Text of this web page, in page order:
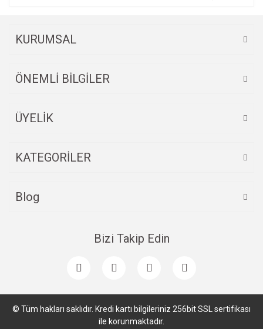
Ürün fiyatı diğer sitelerden daha pahalı.
KURUMSAL
ÖNEMLİ BİLGİLER
ÜYELİK
KATEGORİLER
Blog
Bizi Takip Edin
© Tüm hakları saklıdır. Kredi kartı bilgileriniz 256bit SSL sertifikası
ile korunmaktadır.